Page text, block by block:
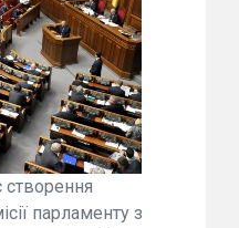
створення
парламенту з